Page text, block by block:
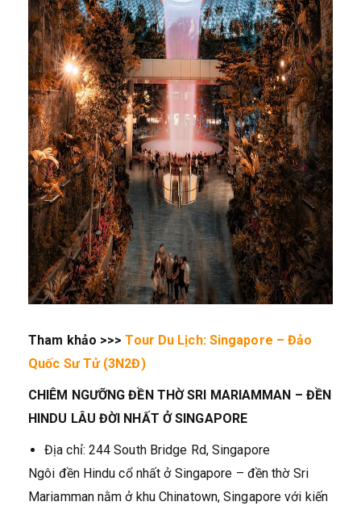
Tham khảo >>>Tour Du Lịch: Singapore – Đảo
Quốc Sư Tử (3N2Đ)
CHIÊM NGƯỠNG ĐỀN THỜ SRI MARIAMMAN – ĐỀN
HINDU LÂU ĐỜI NHẤT Ở SINGAPORE
Địa chỉ: 244 South Bridge Rd, Singapore
Ngôi đền Hindu cổ nhất ở Singapore – đền thờ Sri
Mariamman nằm ở khu Chinatown, Singapore với kiến